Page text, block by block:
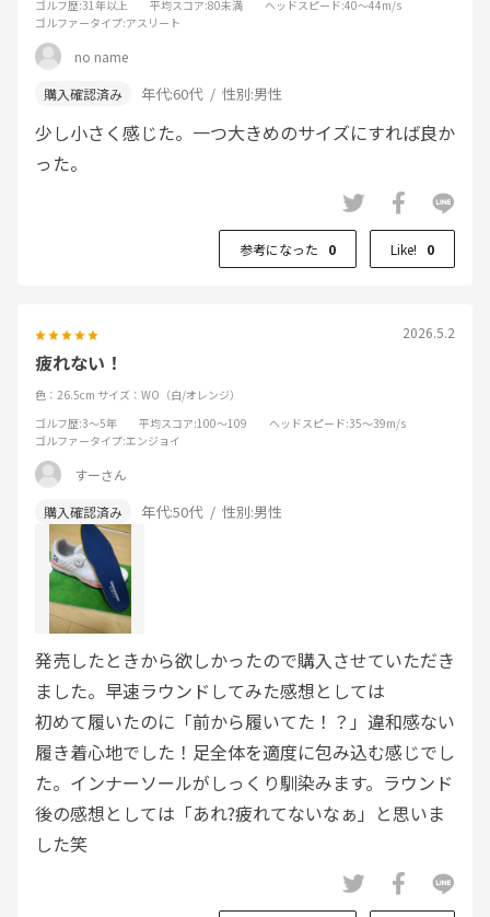
ゴルフ歴:31年以上 平均スコア:80未満 ヘッドスピード:40～44m/s
ゴルファータイプ:アスリート
no name
年代:60代 性別:男性
少し小さく感じた。一つ大きめのサイズにすれば良か
った。
参考になった 0 Like! 0
2026.5.2
疲れない！
色：26.5cm サイズ：WO（白/オレンジ）
ゴルフ歴:3～5年 平均スコア:100～109 ヘッドスピード:35～39m/s
ゴルファータイプ:エンジョイ
すーさん
年代:50代 性別:男性
発売したときから欲しかったので購入させていただき
ました。早速ラウンドしてみた感想としては
初めて履いたのに「前から履いてた！？」違和感ない
履き着心地でした！足全体を適度に包み込む感じでし
た。インナーソールがしっくり馴染みます。ラウンド
後の感想としては「あれ?疲れてないなぁ」と思いま
した笑